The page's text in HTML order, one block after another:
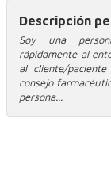
Descripción
Soy una
rápidamente al
al cliente/
consejo
persona...